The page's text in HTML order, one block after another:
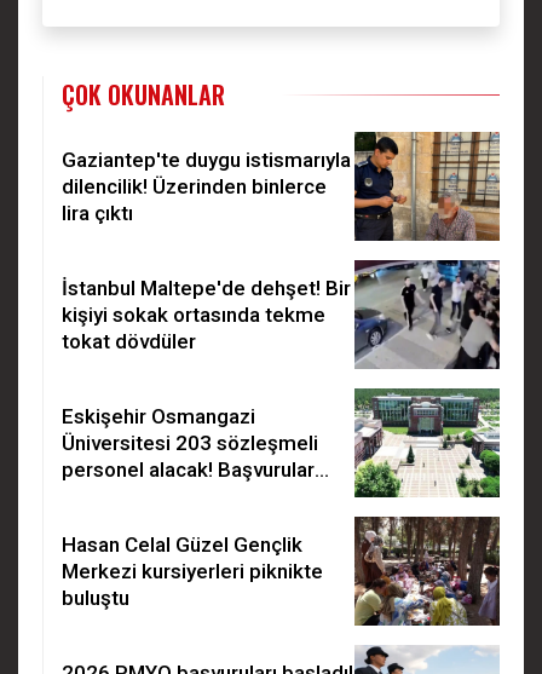
ÇOK OKUNANLAR
Gaziantep'te duygu istismarıyla
dilencilik! Üzerinden binlerce
lira çıktı
İstanbul Maltepe'de dehşet! Bir
kişiyi sokak ortasında tekme
tokat dövdüler
Eskişehir Osmangazi
Üniversitesi 203 sözleşmeli
personel alacak! Başvurular
Hasan Celal Güzel Gençlik
Merkezi kursiyerleri piknikte
buluştu